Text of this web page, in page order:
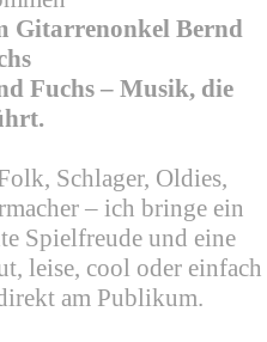
Gitarrenonkel Bernd
Fuchs – Musik, die
Schlager, Oldies,
– ich bringe ein
Spielfreude und eine
leise, cool oder einfach
am Publikum.